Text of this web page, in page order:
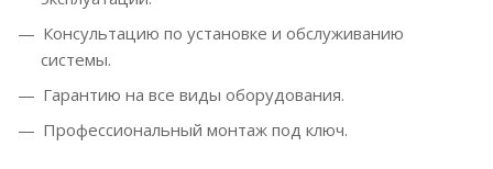
Консультацию по установке и обслуживанию
системы.
Гарантию на все виды оборудования.
Профессиональный монтаж под ключ.